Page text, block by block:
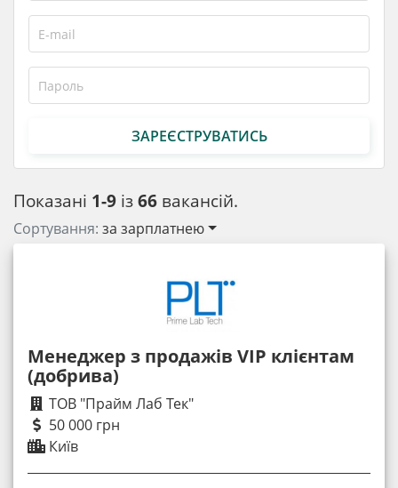
Показані 1-9 із66 вакансій.
Сортування: за зарплатнею
Менеджер з продажів VIP клієнтам
(добрива)
ТОВ "Прайм Лаб Тек"
50 000 грн
Київ
ЗАРЕЄСТРУВАТИСЬ